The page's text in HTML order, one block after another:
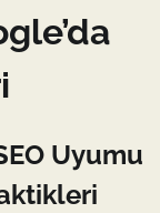
Uyumu